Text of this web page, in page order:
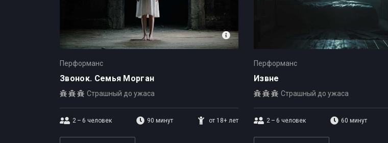
Перформанс
Звонок. Семья Морган
Страшный до ужаса
2 – 6 человек 90 минут от 18+ лет
Перформанс
Извне
Страшный до ужаса
2 – 6 человек 60 минут